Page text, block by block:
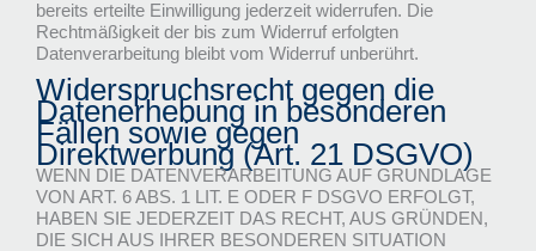
bereits erteilte Einwilligung jederzeit widerrufen. Die
Rechtmäßigkeit der bis zum Widerruf erfolgten
Datenverarbeitung bleibt vom Widerruf unberührt.
Widerspruchsrecht gegen die
Datenerhebung in besonderen
Fällen sowie gegen
Direktwerbung (Art. 21 DSGVO)
WENN DIE DATENVERARBEITUNG AUF GRUNDLAGE
VON ART. 6 ABS. 1 LIT. E ODER F DSGVO ERFOLGT,
HABEN SIE JEDERZEIT DAS RECHT, AUS GRÜNDEN,
DIE SICH AUS IHRER BESONDEREN SITUATION